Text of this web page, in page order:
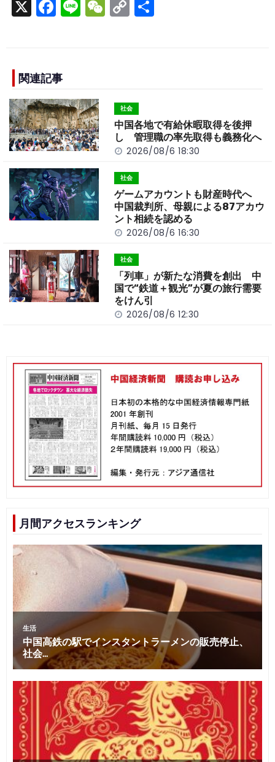
X F
e
b
o
o
k
Li W C
n
k
関連記事
社会
中国各地で有給休暇取得を後押
し 管理職の率先取得も義務化へ
2026/08/6 18:30
社会
ゲームアカウントも財産時代へ
中国裁判所、母親による87アカウ
ント相続を認める
2026/08/6 16:30
社会
「列車」が新たな消費を創出 中
国で“鉄道＋観光”が夏の旅行需要
をけん引
2026/08/6 12:30
月間アクセスランキング